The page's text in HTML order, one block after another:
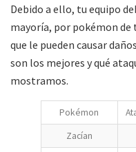
Debido a ello, tu equipo
mayoría, por pokémon de
que le pueden causar
son los mejores y qué
mostramos.
Pokémon
Zacían